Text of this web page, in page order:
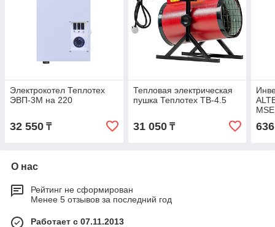
Электрокотел Теплотех
ЭВП-3М на 220
32 550 ₸
Тепловая электрическая
пушка Теплотех ТВ-4.5
31 050₸
О нас
Рейтинг не сформирован
Менее 5 отзывов за последний год
Работает с 07.11.2013